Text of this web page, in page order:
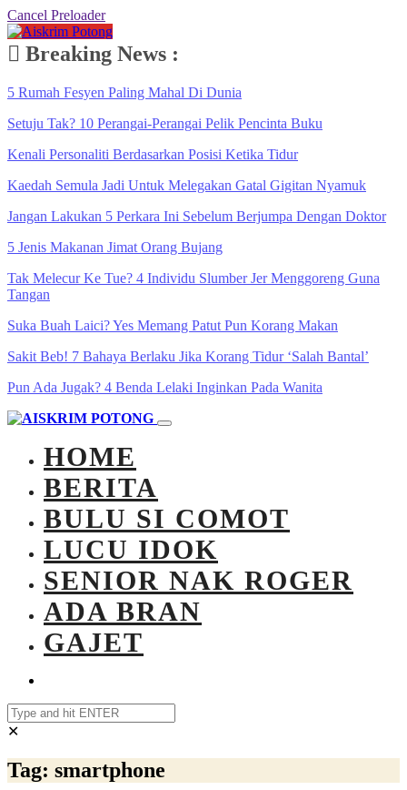
Cancel Preloader
Breaking News :
5 Rumah Fesyen Paling Mahal Di Dunia
Setuju Tak? 10 Perangai-Perangai Pelik Pencinta Buku
Kenali Personaliti Berdasarkan Posisi Ketika Tidur
Kaedah Semula Jadi Untuk Melegakan Gatal Gigitan Nyamuk
Jangan Lakukan 5 Perkara Ini Sebelum Berjumpa Dengan Doktor
5 Jenis Makanan Jimat Orang Bujang
Tak Melecur Ke Tue? 4 Individu Slumber Jer Menggoreng Guna
Tangan
Suka Buah Laici? Yes Memang Patut Pun Korang Makan
Sakit Beb! 7 Bahaya Berlaku Jika Korang Tidur ‘Salah Bantal’
Pun Ada Jugak? 4 Benda Lelaki Inginkan Pada Wanita
HOME
BERITA
BULU SI COMOT
LUCU IDOK
SENIOR NAK ROGER
ADA BRAN
GAJET
✕
Tag: smartphone